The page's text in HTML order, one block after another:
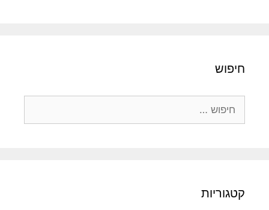
חיפוש
קטגוריות